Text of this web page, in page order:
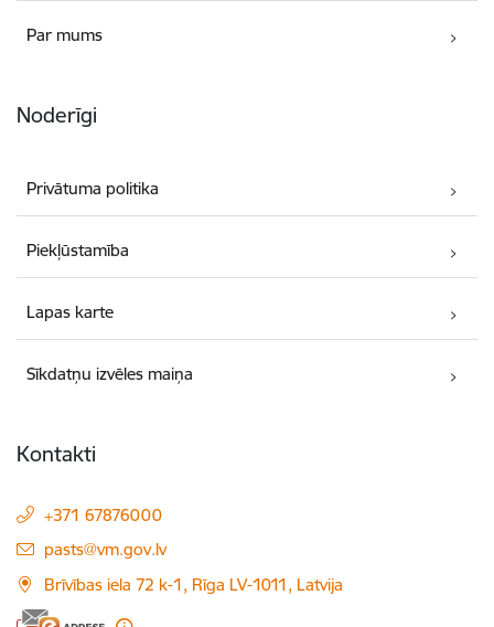
Par mums
Noderīgi
Privātuma politika
Piekļūstamība
Lapas karte
Sīkdatņu izvēles maiņa
Kontakti
+371 67876000
E-pasts:
pasts@vm.gov.lv
Brīvības iela 72 k-1, Rīga LV-1011, Latvija